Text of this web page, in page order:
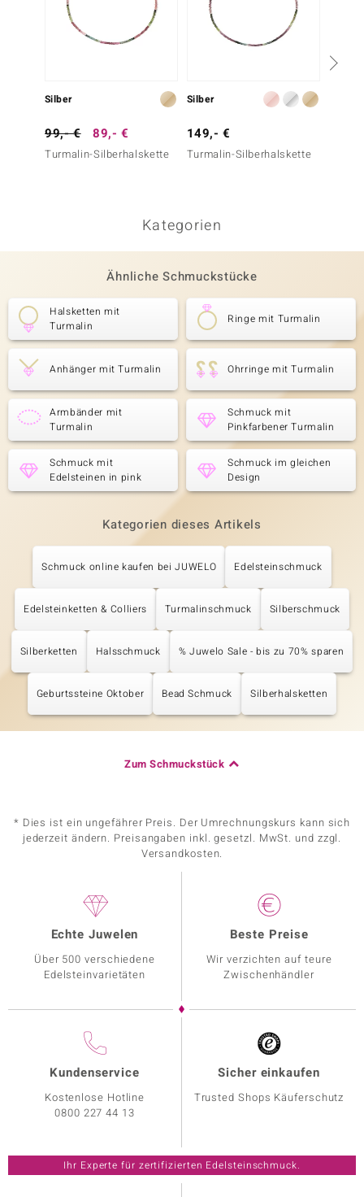
Silber
99,- € 89,- €
Turmalin-Silberhalskette
Silber
149,- €
Turmalin-Silberhalskette
Kategorien
Ähnliche Schmuckstücke
Halsketten mit
Turmalin
Ringe mit Turmalin
Anhänger mit Turmalin Ohrringe mit Turmalin
Armbänder mit
Turmalin
Schmuck mit
Pinkfarbener Turmalin
Schmuck mit
Edelsteinen in pink
Schmuck im gleichen
Design
Kategorien dieses Artikels
Schmuck online kaufen bei JUWELO Edelsteinschmuck
Edelsteinketten & Colliers Turmalinschmuck Silberschmuck
Silberketten Halsschmuck % Juwelo Sale - bis zu 70% sparen
Geburtssteine Oktober Bead Schmuck Silberhalsketten
Zum Schmuckstück
* Dies ist ein ungefährer Preis. Der Umrechnungskurs kann sich
jederzeit ändern. Preisangaben inkl. gesetzl. MwSt. und zzgl.
Versandkosten.
Echte Juwelen
Über 500 verschiedene
Edelsteinvarietäten
Beste Preise
Wir verzichten auf teure
Zwischenhändler
Kundenservice
Kostenlose Hotline
0800 227 44 13
Sicher einkaufen
Trusted Shops Käuferschutz
Ihr Experte für zertifizierten Edelsteinschmuck.